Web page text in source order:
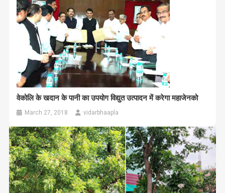
वेकोलि के खदान के पानी का उपयोग विद्युत उत्पादन में करेगा महाजेनको
March 27, 2018 vidarbhaapla